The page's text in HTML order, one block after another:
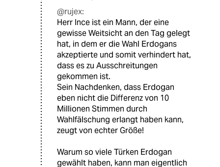
@rujex:
Herr Ince ist ein Mann, der eine
gewisse Weitsicht an den Tag gelegt
hat, in dem er die Wahl Erdogans
akzeptierte und somit verhindert hat,
dass es zu Ausschreitungen
gekommen ist.
Sein Nachdenken, dass Erdogan
eben nicht die Differenz von 10
Millionen Stimmen durch
Wahlfälschung erlangt haben kann,
zeugt von echter Größe!
Warum so viele Türken Erdogan
gewählt haben, kann man eigentlich